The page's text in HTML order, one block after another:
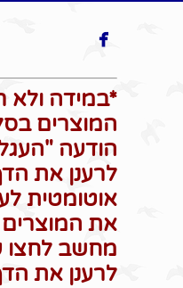

*במידה ולא
המוצרים
הודעה
לרענן את
אוטומטית
את
לרענן את